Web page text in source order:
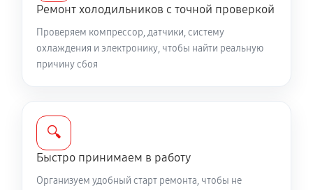
Ремонт холодильников с точной проверкой
Проверяем компрессор, датчики, систему
охлаждения и электронику, чтобы найти реальную
причину сбоя
🔍
Быстро принимаем в работу
Организуем удобный старт ремонта, чтобы не